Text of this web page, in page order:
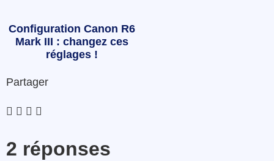
Configuration Canon R6
Mark III : changez ces
réglages !
Partager
2 réponses